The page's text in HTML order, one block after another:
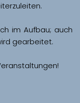
im Aufbau; auch